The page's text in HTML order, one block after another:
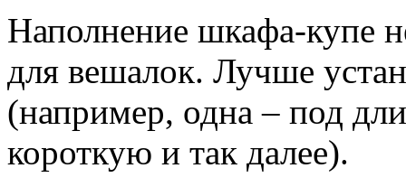
Наполнение шкафа-купе
для вешалок. Лучше
(например, одна – под
короткую и так далее).